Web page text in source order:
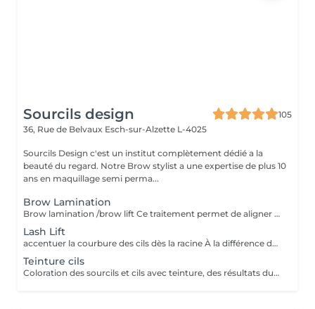
Sourcils design
105
36, Rue de Belvaux Esch-sur-Alzette L-4025
Sourcils Design c'est un institut complètement dédié a la
beauté du regard. Notre Brow stylist a une expertise de plus 10
ans en maquillage semi perma...
Brow Lamination
Brow lamination /brow lift Ce traitement permet de aligner les sourcils rebelles, de créer du volume et de la structure tout en dotant vos sourcils d'une forme élégante et soignée pendant une période pouvant atteindre deux mois. Incluse épilation mise en forme LES AVANTAGES * Toute personne cherchant à améliorer l'aspect général de ses sourcils. * Les clients qui ne sont pas prêts à se faire faire un maquillage permanent * Les clients dont la pousse naturelle des poils est difficile à dompter * Les clients qui laissent pousser leurs sourcils. * Les clients aux sourcils rebelles et grossiers * Cette méthode résiste à l'eau. * Les clients aux sourcils clairsemés
Lash Lift
accentuer la courbure des cils dès la racine À la différence du recourbe-cils, qui enroule les cils à partir du milieu, le rehaussement permet de relever les cils à la racine pour accentuer leur courbure, leur longueur et donner une impression de volume. De même, le rehaussement de cils offre un rendu très naturel puisqu'il ne nécessite pas l'ajout de cils synthétiques comme c'est le cas pour la pose d'extensions. LES AVANTAGES * Vos cils gardent une apparence légère et naturelle. * Vos cils ne nécessitent quasiment plus aucun soin. * Votre regard est visiblement agrandi, frais et jeune. * Vos yeux paraissent beaucoup plus grands. * Le traitement est assez rapide. * Cette méthode résiste à l'eau. * Il n'abîme pas vos cils.
Teinture cils
Coloration des sourcils et cils avec teinture, des résultats durables, à l'épreuve de l'eau.